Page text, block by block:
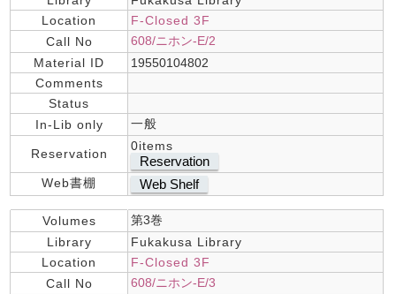
Location
F-Closed 3F
Call No
608/ニホン-E/2
Material ID
19550104802
Comments
Status
In-Lib only
一般
Reservation
0items
Reservation
Web書棚 Web Shelf
Volumes
第3巻
Library
Fukakusa Library
Location
F-Closed 3F
Call No
608/ニホン-E/3